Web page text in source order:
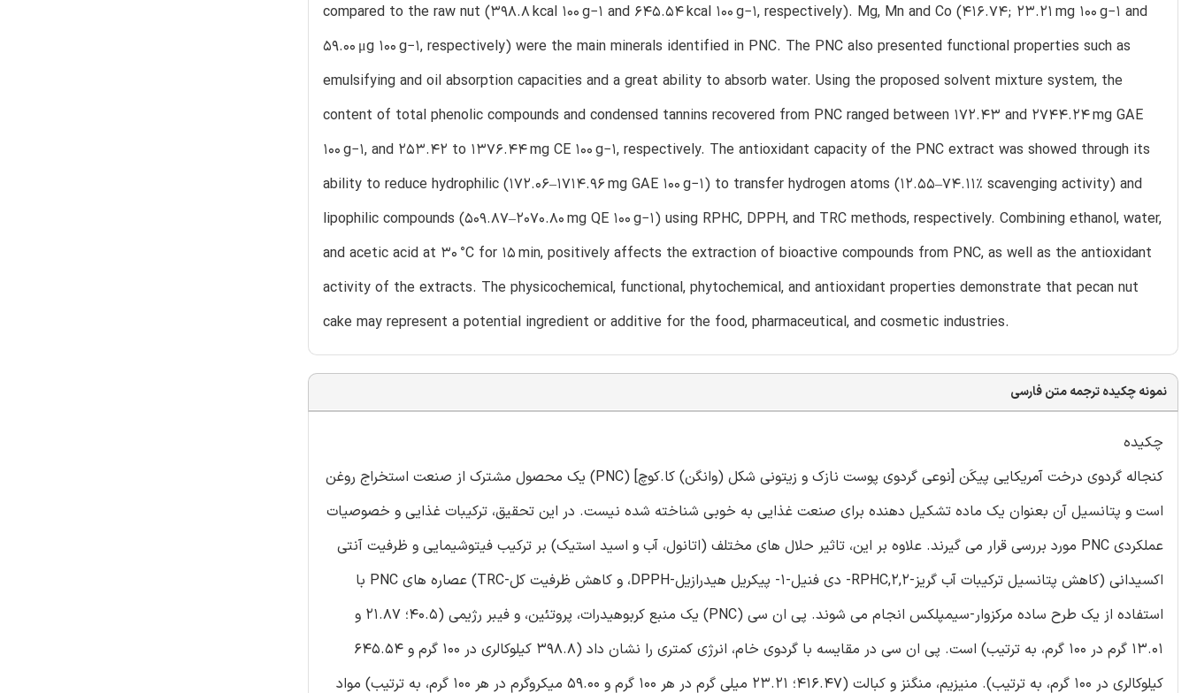
compared to the raw nut (398.8 kcal 100 g−1 and 645.54 kcal 100 g−1, respectively). Mg, Mn and Co (416.74; 23.21 mg 100 g−1 and
59.00 μg 100 g−1, respectively) were the main minerals identified in PNC. The PNC also presented functional properties such as
emulsifying and oil absorption capacities and a great ability to absorb water. Using the proposed solvent mixture system, the
content of total phenolic compounds and condensed tannins recovered from PNC ranged between 172.43 and 2744.24 mg GAE
100 g−1, and 253.42 to 1376.44 mg CE 100 g−1, respectively. The antioxidant capacity of the PNC extract was showed through its
ability to reduce hydrophilic (172.06–1714.96 mg GAE 100 g−1) to transfer hydrogen atoms (12.55–74.11% scavenging activity) and
lipophilic compounds (509.87–2070.80 mg QE 100 g−1) using RPHC, DPPH, and TRC methods, respectively. Combining ethanol, water,
and acetic acid at 30 °C for 15 min, positively affects the extraction of bioactive compounds from PNC, as well as the antioxidant
activity of the extracts. The physicochemical, functional, phytochemical, and antioxidant properties demonstrate that pecan nut
cake may represent a potential ingredient or additive for the food, pharmaceutical, and cosmetic industries.
نمونه چکیده ترجمه متن فارسی
چکیده
کنجاله گردوی درخت آمریکایی پیکَن [نوعی گردوی پوست نازک و زیتونی شکل (وانگن) کا.کوچ] (PNC) یک محصول مشترک از صنعت استخراج روغن
است و پتانسیل آن بعنوان یک ماده تشکیل دهنده برای صنعت غذایی به خوبی شناخته شده نیست. در این تحقیق، ترکیبات غذایی و خصوصیات
عملکردی PNC مورد بررسی قرار می گیرند. علاوه بر این، تاثیر حلال های مختلف (اتانول، آب و اسید استیک) بر ترکیب فیتوشیمایی و ظرفیت آنتی
اکسیدانی (کاهش پتانسیل ترکیبات آب گریز-RPHC,2,2- دی فنیل-1- پیکریل هیدرازیل-DPPH، و کاهش ظرفیت کل-TRC) عصاره های PNC با
استفاده از یک طرح ساده مرکزوار-سیمپلکس انجام می شوند. پی ان سی (PNC) یک منبع کربوهیدرات، پروتئین، و فیبر رژیمی (40.5؛ 21.87 و
13.01 گرم در 100 گرم، به ترتیب) است. پی ان سی در مقایسه با گردوی خام، انرژی کمتری را نشان داد (398.8 کیلوکالری در 100 گرم و 645.54
کیلوکالری در 100 گرم، به ترتیب). منیزیم، منگنز و کبالت (416.47؛ 23.21 میلی گرم در هر 100 گرم و 59.00 میکروگرم در هر 100 گرم، به ترتیب) مواد